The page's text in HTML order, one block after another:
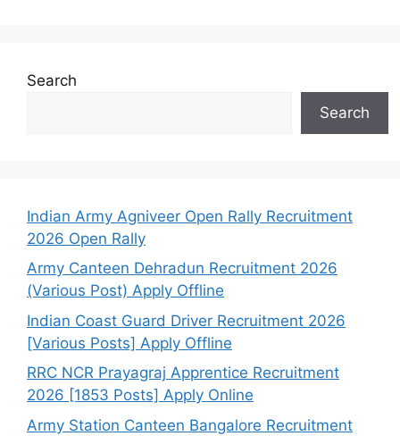
Search
Search
Indian Army Agniveer Open Rally Recruitment
2026 Open Rally
Army Canteen Dehradun Recruitment 2026
(Various Post) Apply Offline
Indian Coast Guard Driver Recruitment 2026
[Various Posts] Apply Offline
RRC NCR Prayagraj Apprentice Recruitment
2026 [1853 Posts] Apply Online
Army Station Canteen Bangalore Recruitment